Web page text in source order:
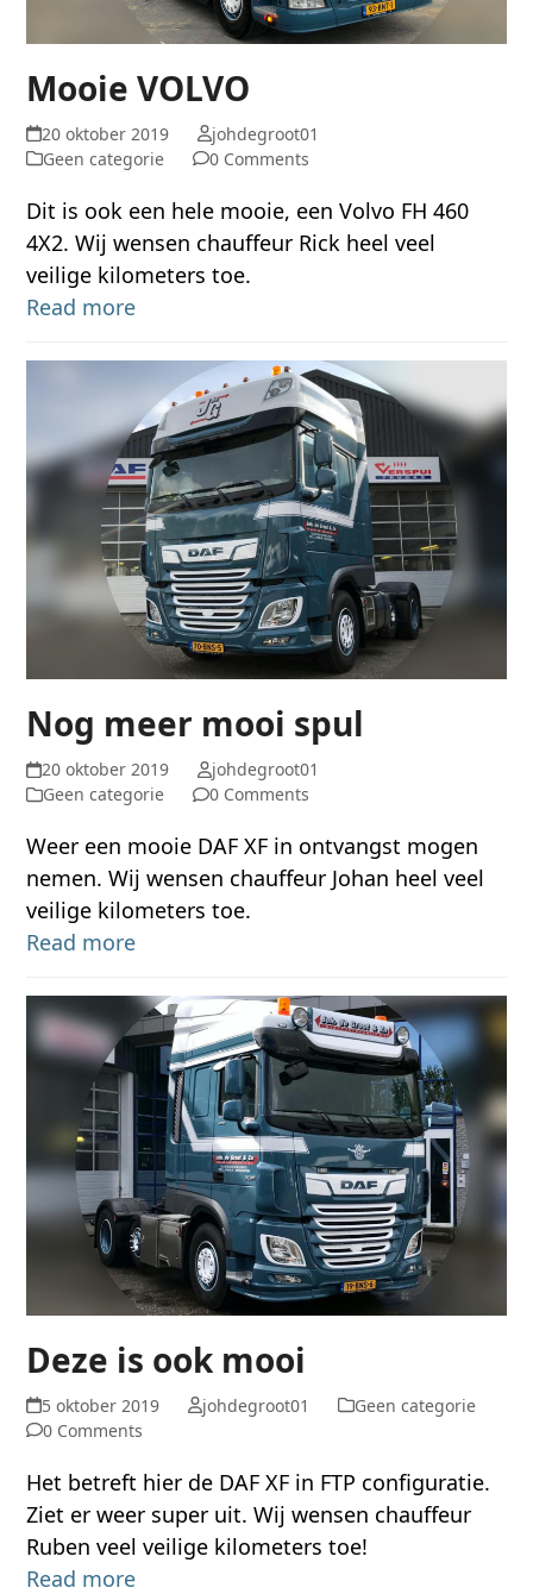
Mooie VOLVO
20 oktober 2019
johdegroot01
Geen categorie
0 Comments
Dit is ook een hele mooie, een Volvo FH 460
4X2. Wij wensen chauffeur Rick heel veel
veilige kilometers toe.
Read more
Nog meer mooi spul
20 oktober 2019
johdegroot01
Geen categorie
0 Comments
Weer een mooie DAF XF in ontvangst mogen
nemen. Wij wensen chauffeur Johan heel veel
veilige kilometers toe.
Read more
Deze is ook mooi
5 oktober 2019 johdegroot01
Geen categorie
0 Comments
Het betreft hier de DAF XF in FTP configuratie.
Ziet er weer super uit. Wij wensen chauffeur
Ruben veel veilige kilometers toe!
Read more